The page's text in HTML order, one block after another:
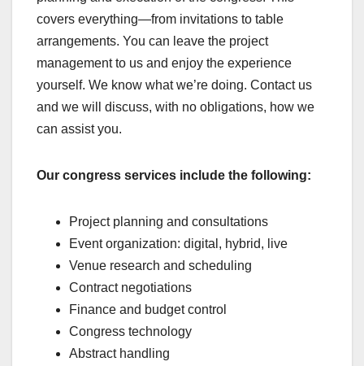
covers everything—from invitations to table
arrangements. You can leave the project
management to us and enjoy the experience
yourself. We know what we’re doing. Contact us
and we will discuss, with no obligations, how we
can assist you.
Our congress services include the following:
Project planning and consultations
Event organization: digital, hybrid, live
Venue research and scheduling
Contract negotiations
Finance and budget control
Congress technology
Abstract handling